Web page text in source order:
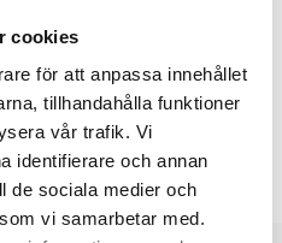
cookies
för att anpassa innehållet
tillhandahålla funktioner
vår trafik. Vi
identifierare och annan
de sociala medier och
vi samarbetar med.
att ta fram nya former av